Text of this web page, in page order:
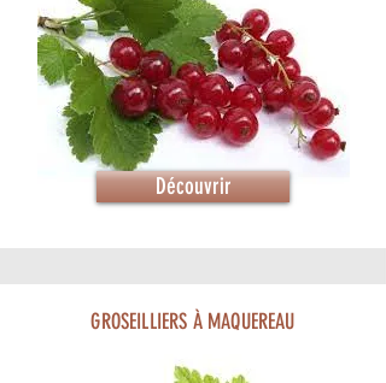
Découvrir
GROSEILLIERS À MAQUEREAU